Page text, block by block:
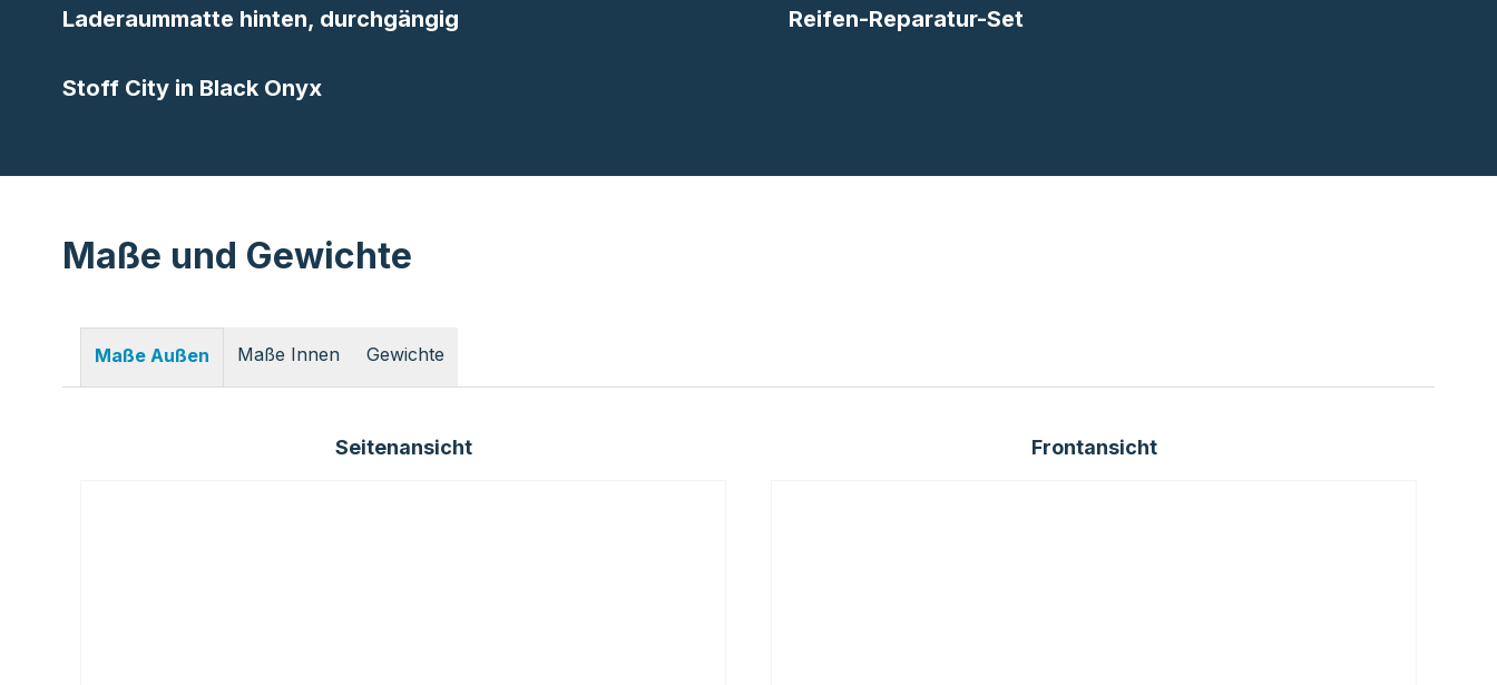
Laderaummatte hinten, durchgängig Reifen-Reparatur-Set
Stoff City in Black Onyx
Maße und Gewichte
Maße Außen Maße Innen Gewichte
Seitenansicht Frontansicht